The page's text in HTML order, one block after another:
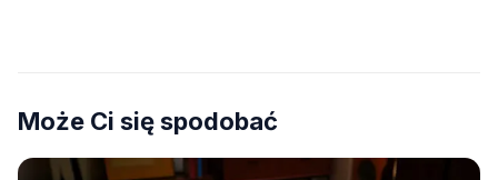
Może Ci się spodobać